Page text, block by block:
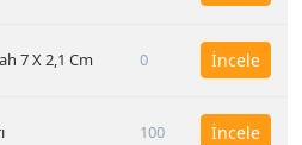
7 X 2,1 Cm 0 İncele
100 İncele